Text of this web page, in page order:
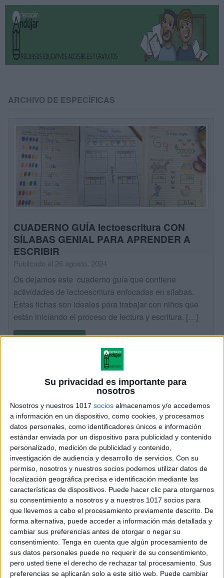
Su privacidad es importante para
nosotros
Nosotros y nuestros 1017 socios almacenamos y/o accedemos
a información en un dispositivo, como cookies, y procesamos
datos personales, como identificadores únicos e información
estándar enviada por un dispositivo para publicidad y contenido
personalizado, medición de publicidad y contenido,
investigación de audiencia y desarrollo de servicios. Con su
permiso, nosotros y nuestros socios podemos utilizar datos de
localización geográfica precisa e identificación mediante las
características de dispositivos. Puede hacer clic para otorgarnos
su consentimiento a nosotros y a nuestros 1017 socios para
que llevemos a cabo el procesamiento previamente descrito. De
forma alternativa, puede acceder a información más detallada y
cambiar sus preferencias antes de otorgar o negar su
consentimiento. Tenga en cuenta que algún procesamiento de
sus datos personales puede no requerir de su consentimiento,
pero usted tiene el derecho de rechazar tal procesamiento. Sus
preferencias se aplicarán solo a este sitio web. Puede cambiar
ARCHIVO DE ESPECÍFICAS
CUADERNO GUÍA lectoescritura CON
SÍLABAS GENIAL PARA APRENDER A
ESCRIBIR
Publicado el 26 agosto, 2024
Os dejamos este cuaderno guía que contiene
actividades de lectoescritura enfocadas en sílabas.
Estas fichas son ideales para trabajar con niños que
están iniciando el proceso de lectura y escritura. […]
SEGUIR LEYENDO
CUADERNO GUÍA CON SÍLABAS GENIAL
PARA APRENDER A ESCRIBIR y
TRABAJAR LA LECTOESCRITURA
Publicado el 5 marzo, 2024
Os dejamos este cuaderno guía que contiene
actividades de lectoescritura enfocadas en sílabas.
Estas fichas son ideales para trabajar con niños que
están iniciando el proceso de lectura y escritura. […]